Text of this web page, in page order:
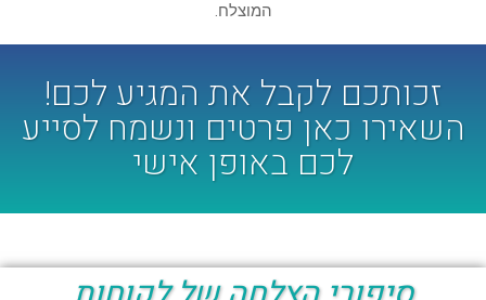
המוצלח.
זכותכם לקבל את המגיע לכם!
השאירו כאן פרטים ונשמח לסייע
לכם באופן אישי